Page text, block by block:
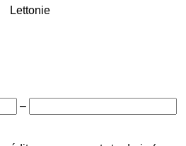
Lettonie
–